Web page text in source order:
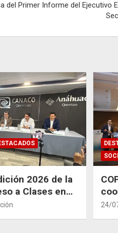
del Primer Informe del Ejecutivo
2026 de la
a Clases en
y
24/